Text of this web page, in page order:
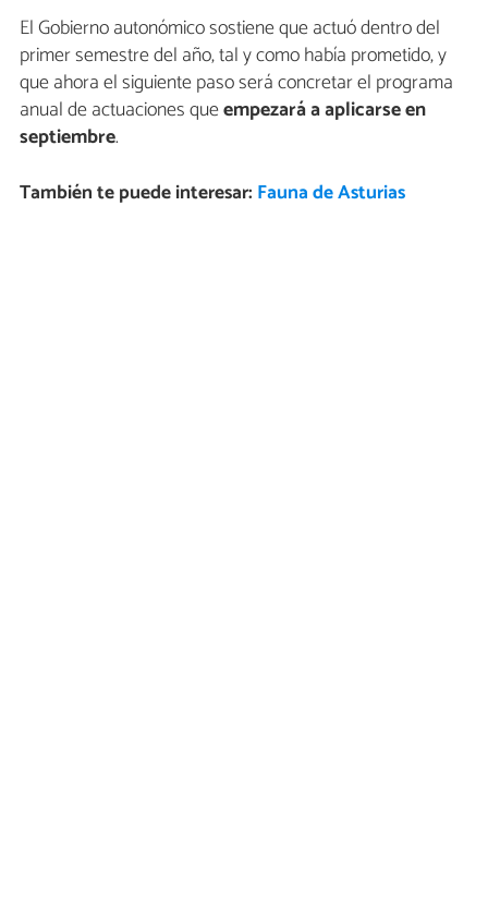
El Gobierno autonómico sostiene que actuó dentro del
primer semestre del año, tal y como había prometido, y
que ahora el siguiente paso será concretar el programa
anual de actuaciones queempezará a aplicarse en
septiembre.
También te puede interesar: Fauna de Asturias